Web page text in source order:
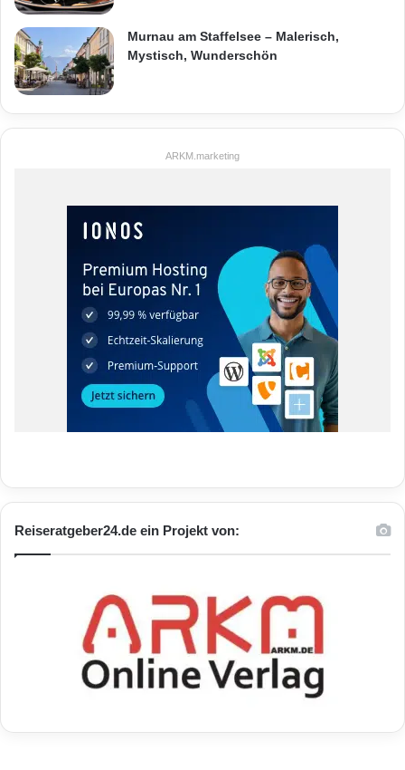
Murnau am Staffelsee – Malerisch,
Mystisch, Wunderschön
ARKM.marketing
Reiseratgeber24.de ein Projekt von: